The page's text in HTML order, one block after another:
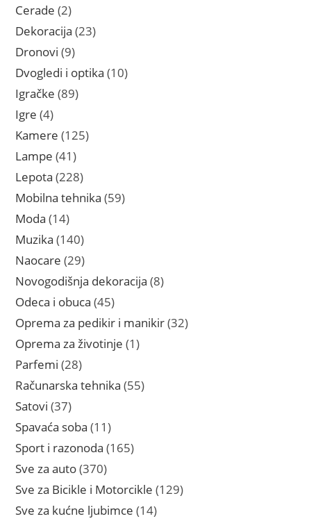
Cerade 22
proizvoda
Dekoracija 2323
Dronovi 99
proizvoda
Dvogledi i optika 1010
Igračke 8989
Igre 44
proizvoda
Kamere 125125
Lampe 4141
proizvod
Lepota 228228
proizvoda
Mobilna tehnika 5959
Moda 1414
proizvoda
Muzika 140140
proizvoda
Naocare 2929
proizvoda
Novogodišnja dekoracija 88
Odeca i obuca 4545
proizvoda
Oprema za pedikir i manikir 3232
Oprema za životinje 11
Parfemi 2828
proizvoda
Računarska tehnika 5555
Satovi 3737
proizvoda
Spavaća soba 1111
proizvoda
Sport i razonoda 165165
Sve za auto 370370
proizvoda
Sve za Bicikle i Motorcikle 129129
Sve za kućne ljubimce 1414